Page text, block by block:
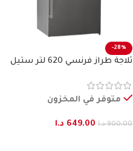
-28%
ثلاجة طراز فرنسي 620 لتر ستيل
متوفر في المخزون
900.00 د.ا 649.00 د.ا